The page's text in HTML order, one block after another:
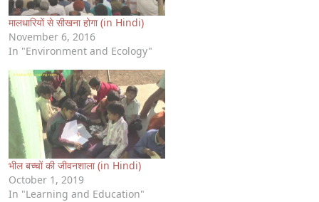
मालधारियों से सीखना होगा (in Hindi)
November 6, 2016
In "Environment and Ecology"
भील बच्चों की जीवनशाला (in Hindi)
October 1, 2019
In "Learning and Education"